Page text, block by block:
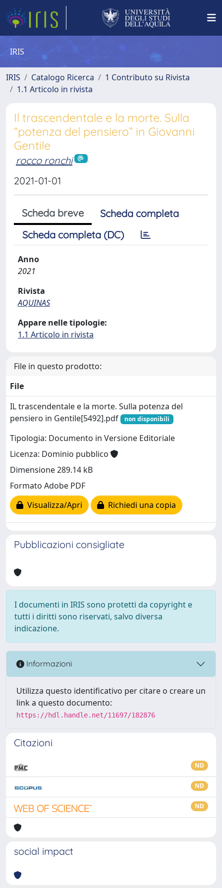
IRIS
IRIS Catalogo Ricerca
1 Contributo su Rivista
1.1 Articolo in rivista
Il trascendentale e la morte. Sulla
“potenza del pensiero” in Giovanni
Gentile
rocco ronchi
2021-01-01
Scheda breve
Scheda completa
Scheda completa (DC)
Anno
2021
Rivista
AQUINAS
Appare nelle tipologie:
1.1 Articolo in rivista
File in questo prodotto:
File
IL trascendentale e la morte. Sulla potenza del
pensiero in Gentile[5492].pdf
non disponibili
Tipologia: Documento in Versione Editoriale
Licenza: Dominio pubblico
Dimensione 289.14 kB
Formato Adobe PDF
Visualizza/Apri
Richiedi una copia
Pubblicazioni consigliate
I documenti in IRIS sono protetti da copyright e
tutti i diritti sono riservati, salvo diversa
indicazione.
Informazioni
Utilizza questo identificativo per citare o creare un
link a questo documento:
https://hdl.handle.net/11697/182876
Citazioni
ND
ND
ND
social impact